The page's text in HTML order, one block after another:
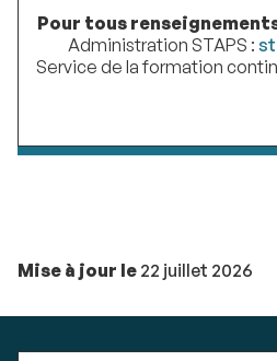
Pour tous
Administration STAPS :
Service de la formation
Mise à jour le 22 juillet 2026